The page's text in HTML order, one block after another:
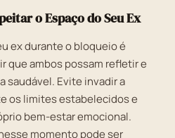
o Espaço do Seu Ex
ex durante o bloqueio é
que ambos possam refletir e
saudável. Evite invadir a
os limites estabelecidos e
bem-estar emocional.
momento pode ser